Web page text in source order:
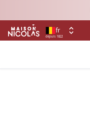
depuis 1822
fr